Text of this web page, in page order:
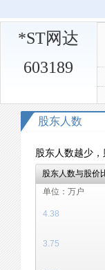
*ST网达
603189